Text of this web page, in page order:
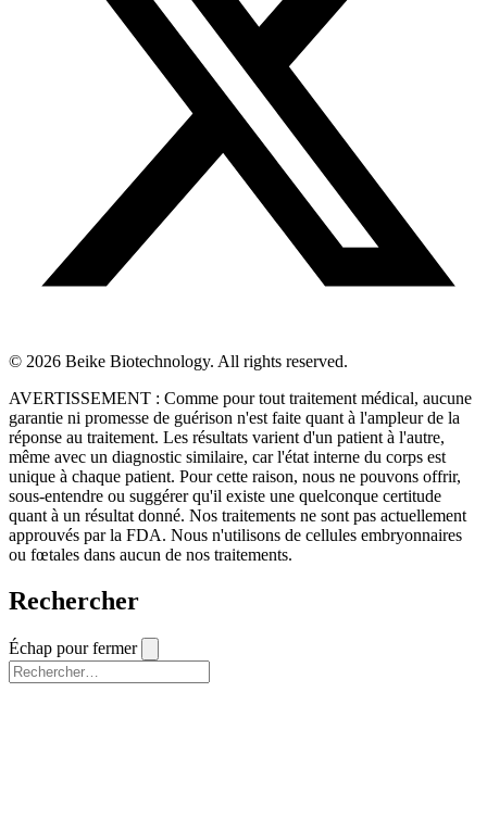
© 2026 Beike Biotechnology. All rights reserved.
AVERTISSEMENT : Comme pour tout traitement médical, aucune
garantie ni promesse de guérison n'est faite quant à l'ampleur de la
réponse au traitement. Les résultats varient d'un patient à l'autre,
même avec un diagnostic similaire, car l'état interne du corps est
unique à chaque patient. Pour cette raison, nous ne pouvons offrir,
sous-entendre ou suggérer qu'il existe une quelconque certitude
quant à un résultat donné. Nos traitements ne sont pas actuellement
approuvés par la FDA. Nous n'utilisons de cellules embryonnaires
ou fœtales dans aucun de nos traitements.
Rechercher
Échap pour fermer